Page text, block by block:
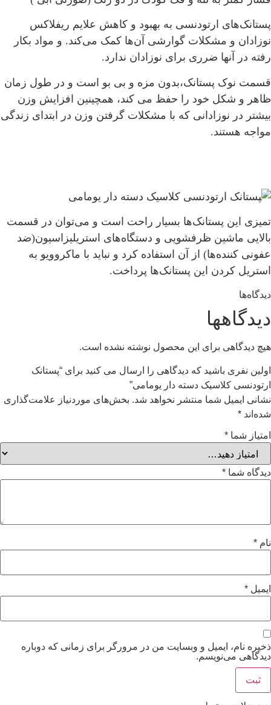
ارتودنسی به بهبود و کاهش علایم ریفلاکس
و مشکلات گوارشی آن‌ها کمک می‌کند . و مواد بکار
آنها ضرری برای نوزادان ندارد.
پستانک،بدون مزه و بی بو است و در طول زمان
شکل خود را حفظ می کند، همچینینافزایش وزن
نوزادانی که با مشکلات گرفتن وزن در ابتدای زندگی
پستانک‌ها بسیار راحت است و می‌توان در قسمت
ماشین ظرفشویی و دستگاه‌های استریلیزاسیون (ضد
)از آن استفاده کرد و نباید با ماکروویو به
کردن این پستانک‌ها پرداخت.
برای این محصول نوشته نشده است.
باشید که دیدگاهی را ارسال می کنید برای “پستانک
کلاسیک دسته دار یومامی”
شما منتشر نخواهد شد. بخش‌های موردنیاز علامت‌گذاری
*
*
*
ایمیل و وبسایت من در مرورگر برای زمانی که دوباره
می‌نویسم.